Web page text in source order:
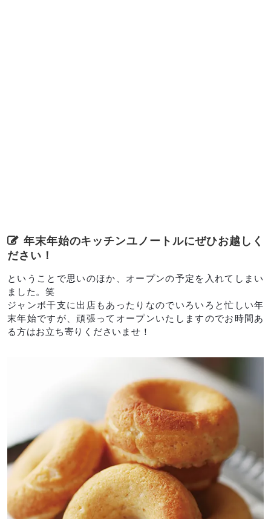
年末年始のキッチンユノートルにぜひお越しく
ださい！
ということで思いのほか、オープンの予定を入れてしまい
ました。笑
ジャンボ干支に出店もあったりなのでいろいろと忙しい年
末年始ですが、頑張ってオープンいたしますのでお時間あ
る方はお立ち寄りくださいませ！